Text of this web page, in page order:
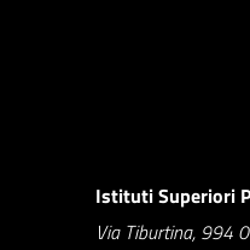
Istituti Superiori
Via Tiburtina, 994